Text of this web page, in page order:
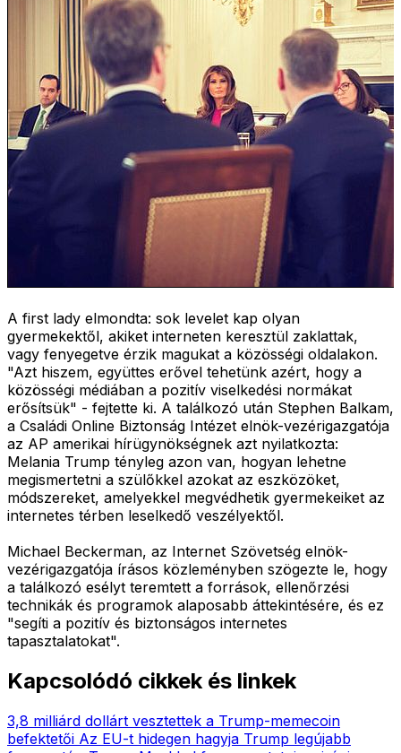
A first lady elmondta: sok levelet kap olyan
gyermekektől, akiket interneten keresztül zaklattak,
vagy fenyegetve érzik magukat a közösségi oldalakon.
"Azt hiszem, együttes erővel tehetünk azért, hogy a
közösségi médiában a pozitív viselkedési normákat
erősítsük" - fejtette ki. A találkozó után Stephen Balkam,
a Családi Online Biztonság Intézet elnök-vezérigazgatója
az AP amerikai hírügynökségnek azt nyilatkozta:
Melania Trump tényleg azon van, hogyan lehetne
megismertetni a szülőkkel azokat az eszközöket,
módszereket, amelyekkel megvédhetik gyermekeiket az
internetes térben leselkedő veszélyektől.
Michael Beckerman, az Internet Szövetség elnök-
vezérigazgatója írásos közleményben szögezte le, hogy
a találkozó esélyt teremtett a források, ellenőrzési
technikák és programok alaposabb áttekintésére, és ez
"segíti a pozitív és biztonságos internetes
tapasztalatokat".
Kapcsolódó cikkek és linkek
3,8 milliárd dollárt vesztettek a Trump-memecoin
befektetői Az EU-t hidegen hagyja Trump legújabb